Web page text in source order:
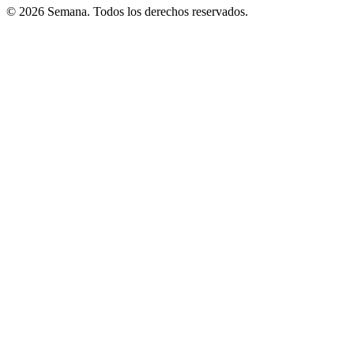
© 2026 Semana. Todos los derechos reservados.